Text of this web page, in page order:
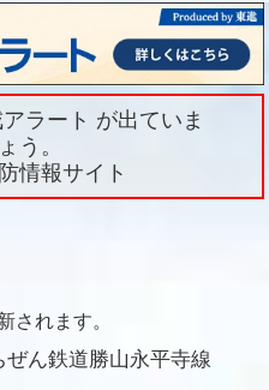
ラート が出ていま
う。
情報サイト
されます。
ん鉄道勝山永平寺線